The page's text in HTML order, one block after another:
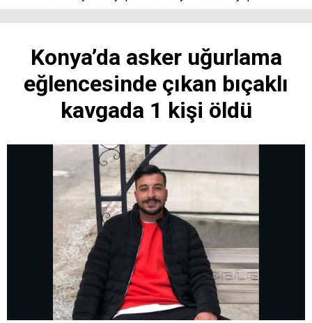
Konya’da asker uğurlama
eğlencesinde çıkan bıçaklı
kavgada 1 kişi öldü